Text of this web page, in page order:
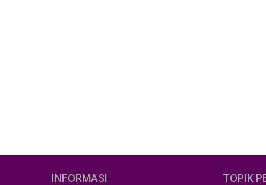
INFORMASI TOPIK